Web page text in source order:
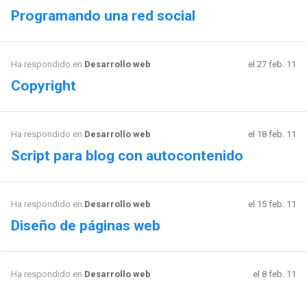
Programando una red social
Ha respondido en Desarrollo web el 27 feb. 11
Copyright
Ha respondido en Desarrollo web el 18 feb. 11
Script para blog con autocontenido
Ha respondido en Desarrollo web el 15 feb. 11
Diseño de páginas web
Ha respondido en Desarrollo web el 8 feb. 11